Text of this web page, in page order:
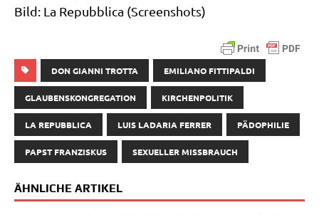
Bild: La Repubbli­ca (Screen­shots)
DON GIANNI TROTTA EMILIANO FITTIPALDI
GLAUBENSKONGREGATION KIRCHENPOLITIK
LA REPUBBLICA LUIS LADARIA FERRER PÄDOPHILIE
PAPST FRANZISKUS SEXUELLER MISSBRAUCH
ÄHNLICHE ARTIKEL